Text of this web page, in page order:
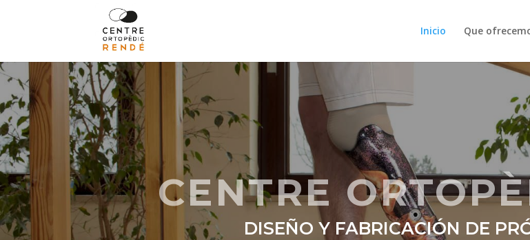
Inicio Que
CENTRE
DISEÑO Y FABRICACIÓN DE